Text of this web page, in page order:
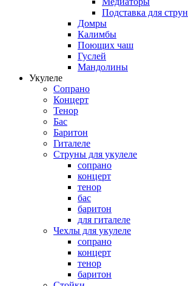
Подставка для струн
Домры
Калимбы
Поющих чаш
Гуслей
Мандолины
Укулеле
Сопрано
Концерт
Тенор
Бас
Баритон
Гиталеле
Струны для укулеле
сопрано
концерт
тенор
бас
баритон
для гиталеле
Чехлы для укулеле
сопрано
концерт
тенор
баритон